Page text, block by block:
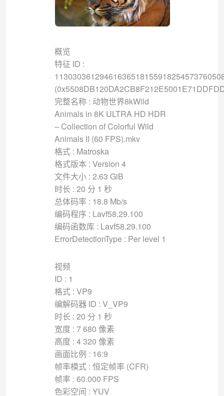
概览
特征 ID :
完整名称 : 动物世界8kWild
Animals in 8K ULTRA HD HDR
– Collection of Colorful Wild
Animals II (60 FPS).mkv
格式 : Matroska
格式版本 : Version 4
文件大小 : 2.63 GiB
时长 : 20 分 1 秒
总体码率 : 18.8 Mb/s
编码程序 : Lavf58.29.100
编码函数库 : Lavf58.29.100
ErrorDetectionType : Per level 1
视频
ID : 1
格式 : VP9
编解码器 ID : V_VP9
时长 : 20 分 1 秒
宽度 : 7 680 像素
高度 : 4 320 像素
画面比例 : 16:9
帧率模式 : 恒定帧率 (CFR)
帧率 : 60.000 FPS
色彩空间 : YUV